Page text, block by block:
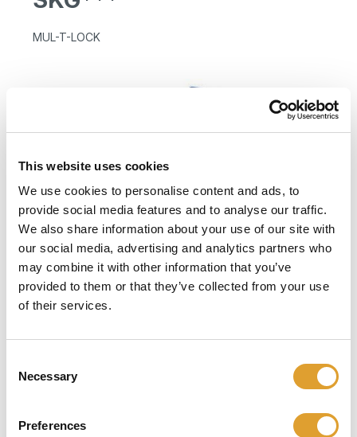
This website uses cookies
We use cookies to personalise content and ads, to
provide social media features and to analyse our traffic.
We also share information about your use of our site with
our social media, advertising and analytics partners who
may combine it with other information that you’ve
provided to them or that they’ve collected from your use
of their services.
Selection
Necessary
Preferences
MUL-T-LOCK
€ 406,00*
incl. btw
Select
Gelijksluitend